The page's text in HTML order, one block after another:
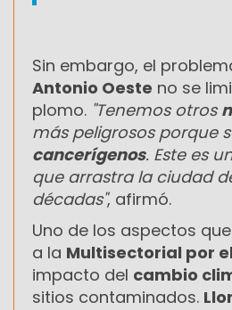
Sin embargo, el
Antonio Oeste no se
plomo. "Tenemos otros
más peligrosos porque
cancerígenos. Este es
que arrastra la ciudad
décadas", afirmó.
Uno de los aspectos
a la Multisectorial por
impacto del cambio
sitios contaminados.